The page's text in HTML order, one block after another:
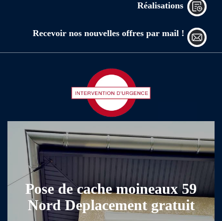
Réalisations
Recevoir nos nouvelles offres par mail !
Pose de cache moineaux 59
Nord Deplacement gratuit